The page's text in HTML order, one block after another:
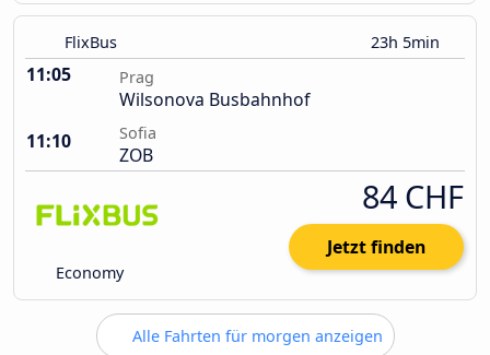
FlixBus 23h 5min
11:05 Prag
Wilsonova Busbahnhof
11:10
Sofia
ZOB
Economy
84 CHF
Jetzt finden
Alle Fahrten für morgen anzeigen